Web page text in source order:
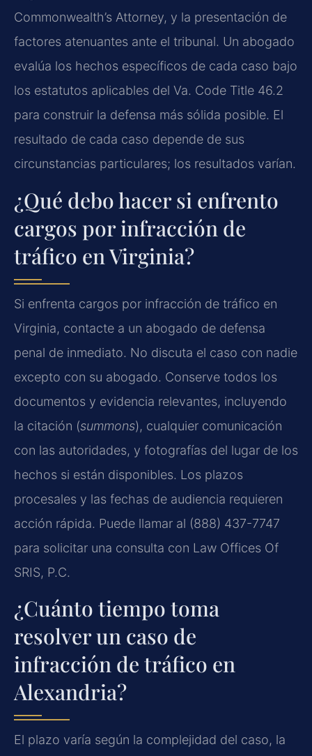
Commonwealth’s Attorney, y la presentación de
factores atenuantes ante el tribunal. Un abogado
evalúa los hechos específicos de cada caso bajo
los estatutos aplicables del Va. Code Title 46.2
para construir la defensa más sólida posible. El
resultado de cada caso depende de sus
circunstancias particulares; los resultados varían.
¿Qué debo hacer si enfrento
cargos por infracción de
tráfico en Virginia?
Si enfrenta cargos por infracción de tráfico en
Virginia, contacte a un abogado de defensa
penal de inmediato. No discuta el caso con nadie
excepto con su abogado. Conserve todos los
documentos y evidencia relevantes, incluyendo
la citación (summons), cualquier comunicación
con las autoridades, y fotografías del lugar de los
hechos si están disponibles. Los plazos
procesales y las fechas de audiencia requieren
acción rápida. Puede llamar al (888) 437-7747
para solicitar una consulta con Law Offices Of
SRIS, P.C.
¿Cuánto tiempo toma
resolver un caso de
infracción de tráfico en
Alexandria?
El plazo varía según la complejidad del caso, la